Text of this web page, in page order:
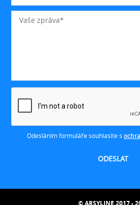
Odesláním formuláře souhlasíte s
© ARSYLINE 2017 -